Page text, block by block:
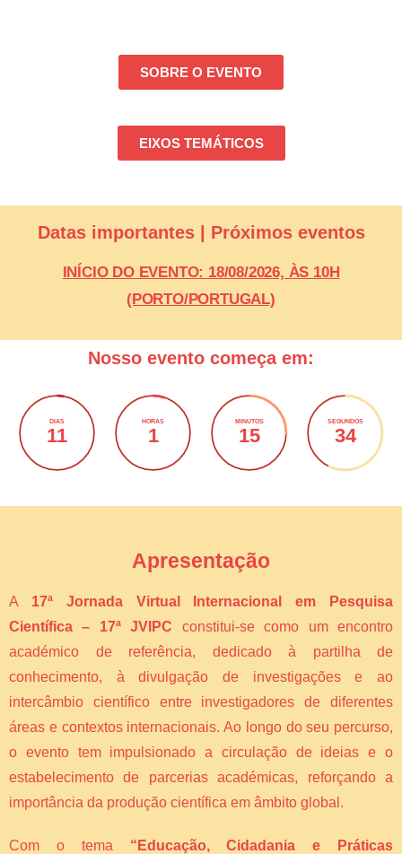
SOBRE O EVENTO
EIXOS TEMÁTICOS
Datas importantes | Próximos eventos
INÍCIO DO EVENTO: 18/08/2026, ÀS 10H
(PORTO/PORTUGAL)
Nosso evento começa em:
DIAS
11
HORAS
1
MINUTOS
15
SEGUNDOS
34
Apresentação
A 17ª Jornada Virtual Internacional em Pesquisa
Científica – 17ª JVIPC constitui-se como um encontro
académico de referência, dedicado à partilha de
conhecimento, à divulgação de investigações e ao
intercâmbio científico entre investigadores de diferentes
áreas e contextos internacionais. Ao longo do seu percurso,
o evento tem impulsionado a circulação de ideias e o
estabelecimento de parcerias académicas, reforçando a
importância da produção científica em âmbito global.
Com o tema “Educação, Cidadania e Práticas